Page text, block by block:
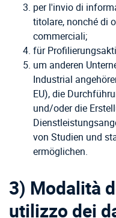
per l'invio di
titolare, nonché di
commerciali;
für
um anderen
Industrial
EU), die
und/oder die
von Studien und
ermöglichen.
3) Modalità
utilizzo dei